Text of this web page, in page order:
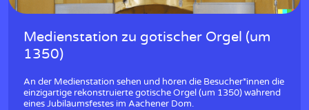
Medienstation zu gotischer Orgel (um
1350)
An der Medienstation sehen und hören die Besucher*innen die
einzigartige rekonstruierte gotische Orgel (um 1350) während
eines Jubiläumsfestes im Aachener Dom.